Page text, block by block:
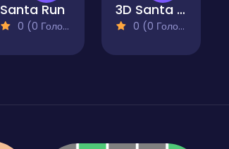
Santa Run
0 (0 Голосів)
3D Santa Rescue
0 (0 Голосів)